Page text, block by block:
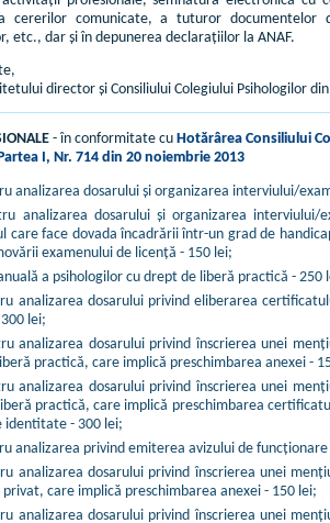
a cererilor comunicate, a tuturor
etc., dar și în depunerea declarațiilor la ANAF.
director și Consiliului Colegiului Psihologilor
- în conformitate cu Hotărârea Consiliului
I, Nr. 714 din 20 noiembrie 2013
analizarea dosarului şi organizarea interviului/
analizarea dosarului şi organizarea
care face dovada încadrării într-un grad de
examenului de licenţă - 150 lei;
a psihologilor cu drept de liberă practică - 250
analizarea dosarului privind eliberarea
lei;
analizarea dosarului privind înscrierea unei
practică, care implică preschimbarea anexei -
analizarea dosarului privind înscrierea unei
practică, care implică preschimbarea
identitate - 300 lei;
analizarea privind emiterea avizului de
analizarea dosarului privind înscrierea unei
privat, care implică preschimbarea anexei - 150 lei;
analizarea dosarului privind înscrierea unei